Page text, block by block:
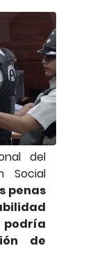
del
Social
penas
podría
de